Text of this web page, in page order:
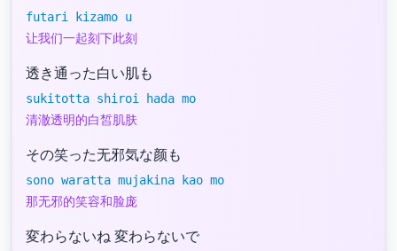
futari kizamo u
让我们一起刻下此刻
透き通った白い肌も
sukitotta shiroi hada mo
清澈透明的白皙肌肤
その笑った无邪気な颜も
sono waratta mujakina kao mo
那无邪的笑容和脸庞
変わらないね 変わらないで